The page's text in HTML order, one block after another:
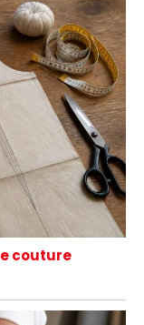
couture